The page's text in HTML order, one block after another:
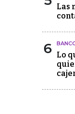
Las
6 Lo